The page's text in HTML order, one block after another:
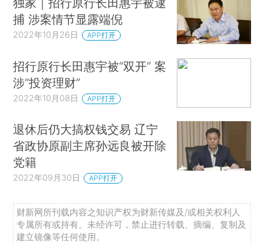
捕 涉案情节显露端倪
2022年10月26日 APP打开
招行原行长田惠宇被“双开” 案
涉“投资理财”
2022年10月08日 APP打开
退休后仍大搞权钱交易 辽宁
省政协原副主席孙远良被开除
党籍
2022年09月30日 APP打开
财新网所刊载内容之知识产权为财新传媒及/或相关权利人
专属所有或持有。未经许可，禁止进行转载、摘编、复制及
建立镜像等任何使用。